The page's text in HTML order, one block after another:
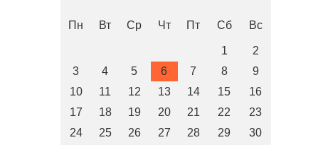
Пн Вт Ср Чт Пт Сб Вс
1
2
3
4 5 6 7 8
9
10
11 12 13 14 15
16
17
18 19 20 21 22
23
24
25 26 27 28 29
30